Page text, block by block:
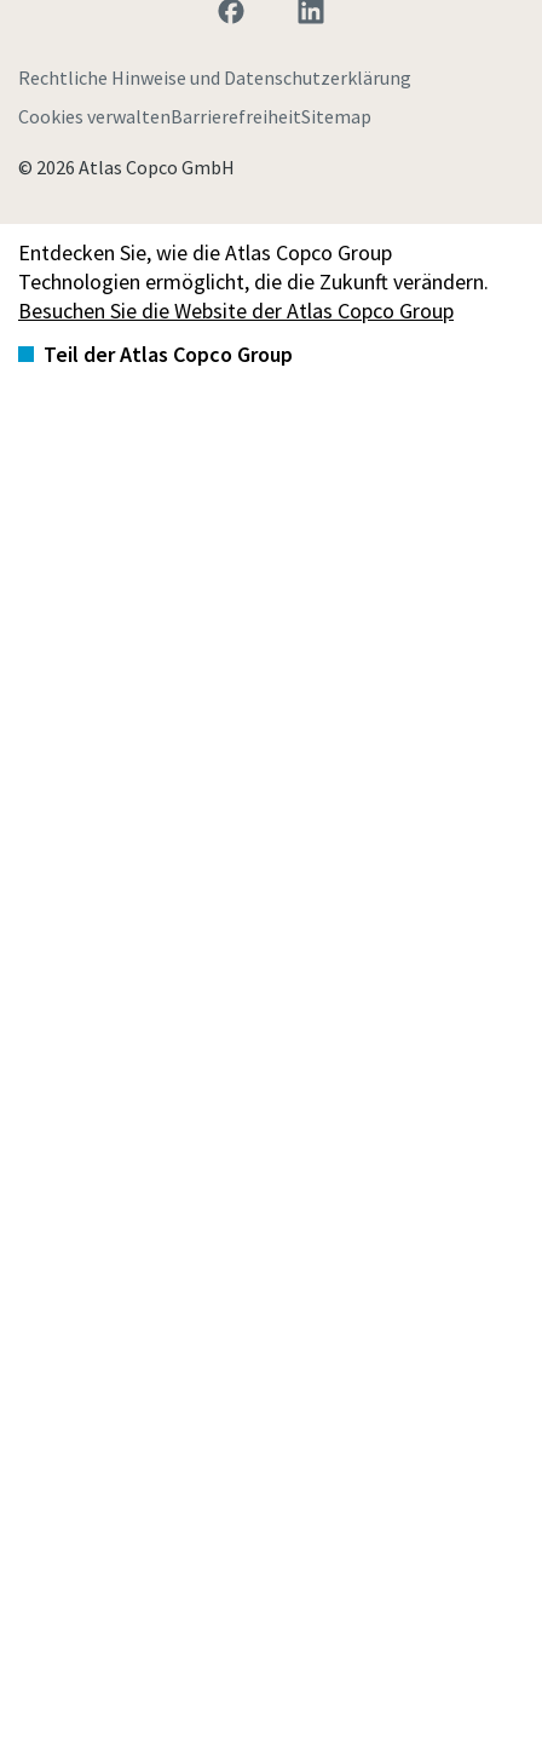
Rechtliche Hinweise und Datenschutzerklärung
Cookies verwaltenBarrierefreiheitSitemap
© 2026 Atlas Copco GmbH
Entdecken Sie, wie die Atlas Copco Group
Technologien ermöglicht, die die Zukunft verändern.
Besuchen Sie die Website der Atlas Copco Group
Teil der Atlas Copco Group